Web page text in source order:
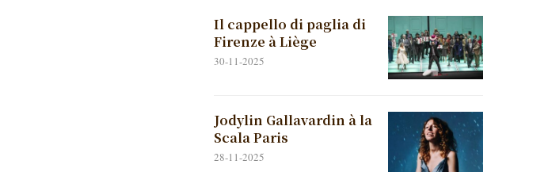
Il cappello di paglia di
Firenze à Liège
30-11-2025
Jodylin Gallavardin à la
Scala Paris
28-11-2025